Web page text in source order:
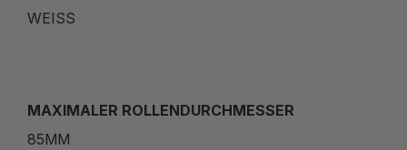
WEISS
MAXIMALER ROLLENDURCHMESSER
85MM